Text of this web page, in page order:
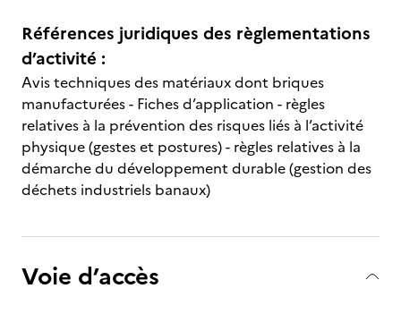
Références juridiques des règlementations
d’activité :
Avis techniques des matériaux dont briques
manufacturées - Fiches d’application - règles
relatives à la prévention des risques liés à l’activité
physique (gestes et postures) - règles relatives à la
démarche du développement durable (gestion des
déchets industriels banaux)
Voie d’accès